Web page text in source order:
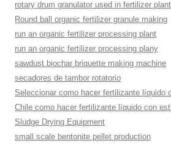
rotary drum granulator used in fertilizer plant
Round ball organic fertilizer granule making
run an organic fertilizer processing plant
run an organic fertilizer processing plany
sawdust biochar briquette making machine
secadores de tambor rotatorio
Seleccionar como hacer fertilizante líquido
Chile como hacer fertilizante líquido con
Sludge Drying Equipment
small scale bentonite pellet production